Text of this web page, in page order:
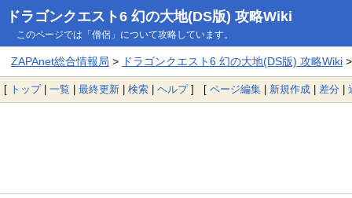
ドラゴンクエスト6 幻の大地(DS版) 攻略Wiki
このページでは「僧侶」について攻略しています。
ZAPAnet総合情報局 > ドラゴンクエスト6 幻の大地(DS版) 攻略Wiki>
[ トップ| 一覧 | 最終更新 | 検索 | ヘルプ] [ ページ編集 | 新規作成 | 差分 |